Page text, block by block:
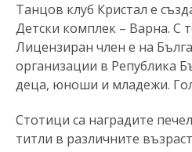
Танцов клуб Кристал е
Детски комплек – Варна. С
Лицензиран член е на
организации в Република
деца, юноши и младежи.
Стотици са наградите
титли в различните